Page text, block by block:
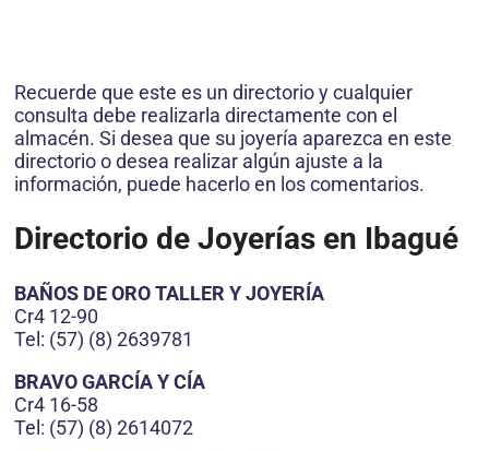
Recuerde que este es un directorio y cualquier
consulta debe realizarla directamente con el
almacén. Si desea que su joyería aparezca en este
directorio o desea realizar algún ajuste a la
información, puede hacerlo en los comentarios.
Directorio de Joyerías en Ibagué
BAÑOS DE ORO TALLER Y JOYERÍA
Cr4 12-90
Tel: (57) (8) 2639781
BRAVO GARCÍA Y CÍA
Cr4 16-58
Tel: (57) (8) 2614072